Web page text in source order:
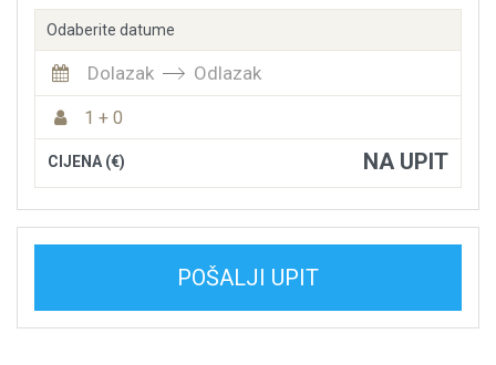
Odaberite datume
Dolazak Odlazak
1 + 0
CIJENA (€) NA UPIT
POŠALJI UPIT